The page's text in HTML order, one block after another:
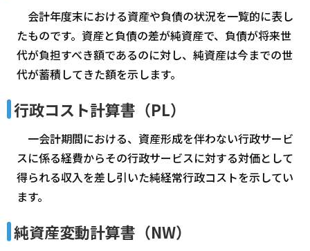
会計年度末における資産や負債の状況を一覧的に表し
たものです。資産と負債の差が純資産で、負債が将来世
代が負担すべき額であるのに対し、純資産は今までの世
代が蓄積してきた額を示します。
行政コスト計算書（PL）
一会計期間における、資産形成を伴わない行政サービ
スに係る経費からその行政サービスに対する対価として
得られる収入を差し引いた純経常行政コストを示してい
ます。
純資産変動計算書（NW）